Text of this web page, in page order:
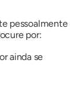
pessoalmente
por:
ainda se